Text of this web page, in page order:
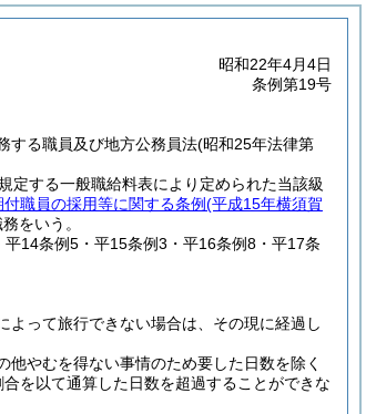
昭和22年4月4日
条例第19号
する職員及び地方公務員法(昭和25年法律第
定する一般職給料表により定められた当該級
職員の採用等に関する条例(平成15年横須賀
をいう。
14条例5・平15条例3・平16条例8・平17条
って旅行できない場合は、その現に経過し
やむを得ない事情のため要した日数を除く
を以て通算した日数を超過することができな